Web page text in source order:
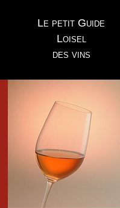
Le petit Guide
Loisel
des vins